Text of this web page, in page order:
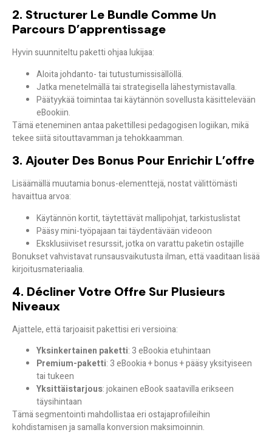
2. Structurer Le Bundle Comme Un
Parcours D’apprentissage
Hyvin suunniteltu paketti ohjaa lukijaa:
Aloita johdanto- tai tutustumissisällöllä.
Jatka menetelmällä tai strategisella lähestymistavalla.
Päätyykää toimintaa tai käytännön sovellusta käsittelevään
eBookiin.
Tämä eteneminen antaa pakettillesipedagogisen logiikan, mikä
tekee siitä sitouttavamman ja tehokkaamman.
3. Ajouter Des Bonus Pour Enrichir L’offre
Lisäämällä muutamia bonus-elementtejä, nostat välittömästi
havaittua arvoa:
Käytännön kortit, täytettävät mallipohjat, tarkistuslistat
Pääsy mini-työpajaan tai täydentävään videoon
Eksklusiiviset resurssit, jotka on varattu paketin ostajille
Bonukset vahvistavatrunsausvaikutustailman, että vaaditaan lisää
kirjoitusmateriaalia.
4. Décliner Votre Offre Sur Plusieurs
Niveaux
Ajattele, että tarjoaisit pakettisi eri versioina:
Yksinkertainen paketti: 3 eBookia etuhintaan
Premium-paketti: 3 eBookia + bonus + pääsy yksityiseen
tai tukeen
Yksittäistarjous: jokainen eBook saatavilla erikseen
täysihintaan
Tämä segmentointi mahdollistaaeri ostajaprofiileihin
kohdistamisen ja samalla konversion maksimoinnin.